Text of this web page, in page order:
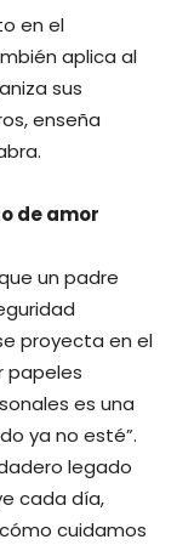
en el
aplica al
sus
enseña
de amor
un padre
proyecta en el
papeles
es una
ya no esté”.
legado
cada día,
cuidamos